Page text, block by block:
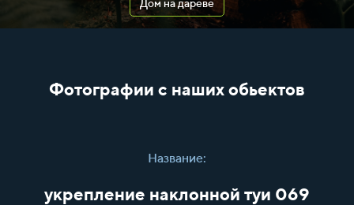
Дом на дареве
Фотографии с наших обьектов
Название:
укрепление наклонной туи 069